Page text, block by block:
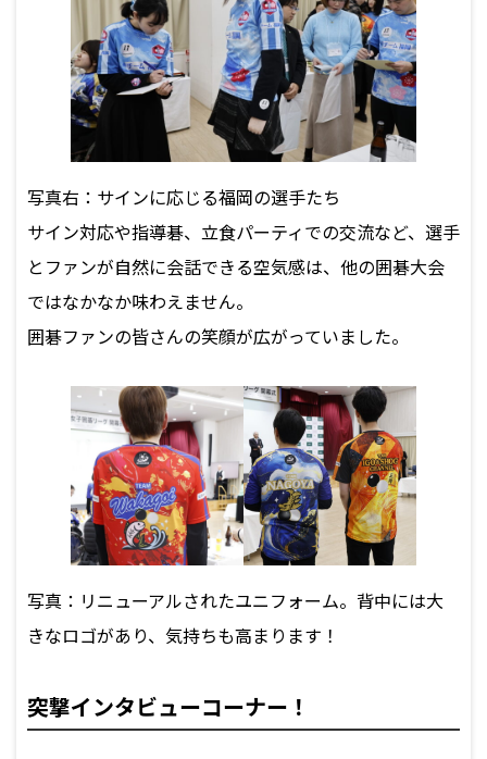
写真右：サインに応じる福岡の選手たち
サイン対応や指導碁、立食パーティでの交流など、選手
とファンが自然に会話できる空気感は、他の囲碁大会
ではなかなか味わえません。
囲碁ファンの皆さんの笑顔が広がっていました。
写真：リニューアルされたユニフォーム。背中には大
きなロゴがあり、気持ちも高まります！
突撃インタビューコーナー！